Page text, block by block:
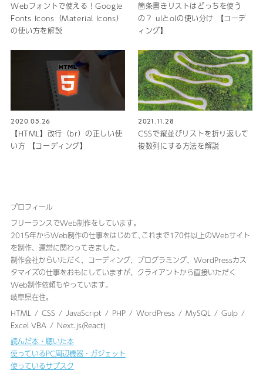
Webフォントで使える！Google
Fonts Icons（Material Icons）
の使い方を解説
箇条書きリストはどっちを使う
の？ ulとolの使い分け 【コーデ
ィング】
2020.05.26
【HTML】改行（br）の正しい使
い方 【コーディング】
2021.11.28
CSSで縦並びリストを折り返して
複数列にする方法を解説
プロフィール
フリーランスでWeb制作をしています。
2015年からWeb制作の仕事をはじめて､これまで170件以上のWebサイト
を制作、運営に関わってきました｡
制作会社からいただく、コーディング、プログラミング、WordPressカス
タマイズの仕事をおもにしていますが、クライアントから直接いただく
Web制作依頼もやっています。
岐阜県在住。
HTML
CSS JavaScript PHP WordPress MySQL
Gulp
Excel VBA
Next.js(React)
読んだ本・聴いた本
使っているPC周辺機器・ガジェット
使っているサブスク